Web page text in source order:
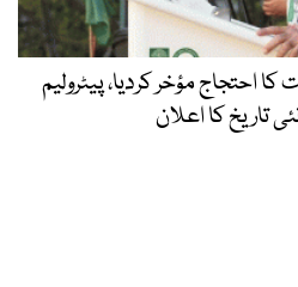
نے 9 اگست کا احتجاج مؤخر کردیا، پیٹرولیم
تاریخ کا اعلان